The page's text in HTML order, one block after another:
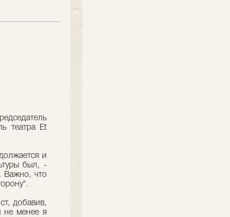
театра Et
и
был, -
Важно, что
добавив,
не менее я